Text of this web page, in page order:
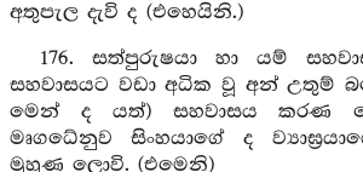
අතුපැල දැවි ද (එහෙයිනි.)
176. සත්පුරුෂයා හා යම්
සහවාසයට වඩා අධික වූ අන් උතුම්
මෙන් ද යත්) සහවාසය කරණ
මෘගධේනුව සිංහයාගේ ද
මුහුණ ලොවි. (එමෙනි)